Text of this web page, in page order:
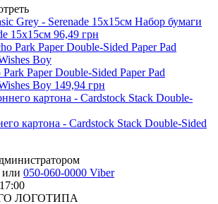
Набор бумаги
15х15см 96,49 грн
Paper Double-Sided Paper Pad
Boy 149,94 грн
картона - Cardstock Stack Double-Sided
или 050-060-0000 Viber
ЛОГОТИПА